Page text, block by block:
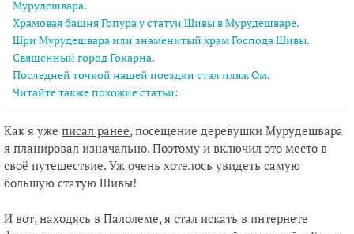
Мурудешвара.
Храмовая башня Гопура у статуи Шивы в Мурудешваре.
Шри Мурудешвара или знаменитый храм Господа Шивы.
Священный город Гокарна.
Последней точкой нашей поездки стал пляж Ом.
Читайте также похожие статьи:
Как я уже писал ранее, посещение деревушки Мурудешвара
я планировал изначально. Поэтому и включил это место в
своё путешествие. Уж очень хотелось увидеть самую
большую статую Шивы!
И вот, находясь в Палолеме, я стал искать в интернете